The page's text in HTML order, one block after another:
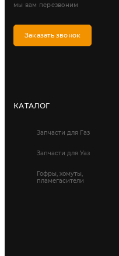
мы вам перезвоним
Заказать звонок
КАТАЛОГ
Запчасти для Газ
Запчасти для Уаз
Гофры, хомуты,
пламегасители